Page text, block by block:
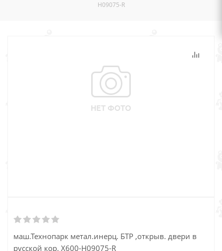
Н09075-R
маш.Технопарк метал.инерц. БТР ,открыв. двери в
русской кор. Х600-Н09075-R